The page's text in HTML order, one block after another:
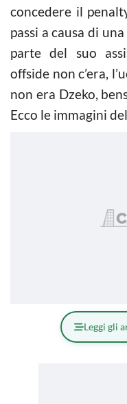
concedere il
passi a causa di
parte del suo
offside non c’era,
non era Dzeko,
Ecco le immagini
Leggi gli